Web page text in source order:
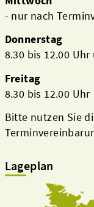
- nur nach
Donnerstag
8.30 bis 12.00
Freitag
8.30 bis 12.00 Uhr
Bitte nutzen Sie
Lageplan